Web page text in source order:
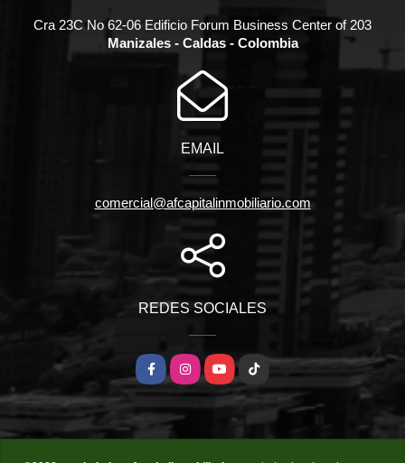
Cra 23C No 62-06 Edificio Forum Business Center of 203
Manizales - Caldas - Colombia
EMAIL
comercial@afcapitalinmobiliario.com
REDES SOCIALES
FacebookInstagramYouTubeTikTok